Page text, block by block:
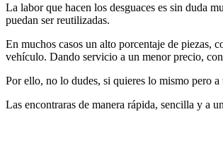
La labor que hacen los desguaces es sin duda
puedan ser reutilizadas.
En muchos casos un alto porcentaje de piezas,
vehículo. Dando servicio a un menor precio,
Por ello, no lo dudes, si quieres lo mismo pero
Las encontraras de manera rápida, sencilla y a